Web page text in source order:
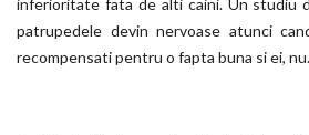
inferioritate fata de alti caini. Un studiu
patrupedele devin nervoase atunci
recompensati pentru o fapta buna si ei, nu.